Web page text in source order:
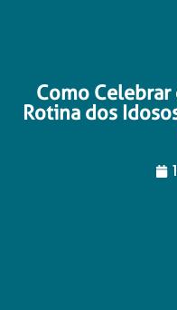
Como Celebrar
Rotina dos